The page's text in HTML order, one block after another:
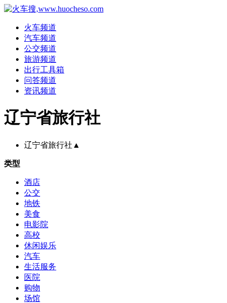
火车频道
汽车频道
公交频道
旅游频道
出行工具箱
问答频道
资讯频道
辽宁省旅行社
辽宁省旅行社 ▲
类型
酒店
公交
地铁
美食
电影院
高校
休闲娱乐
汽车
生活服务
医院
购物
场馆